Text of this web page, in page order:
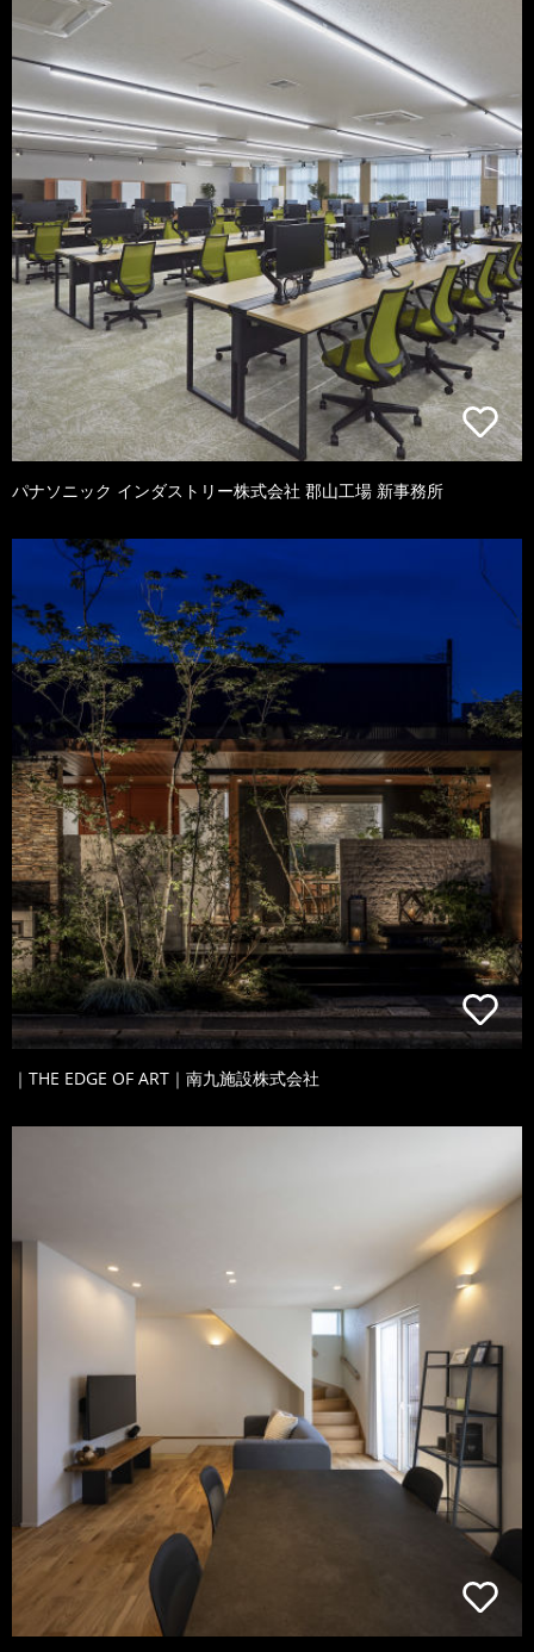
パナソニック インダストリー株式会社 郡山工場 新事務所
｜THE EDGE OF ART｜南九施設株式会社